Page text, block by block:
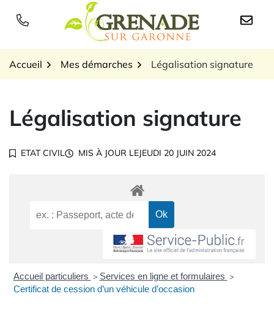
Logo Grenade sur
Accueil Mes démarches Légalisation signature
Légalisation signature
ETAT CIVIL MIS À JOUR LEJEUDI 20 JUIN 2024
Accueil particuliers > Services en ligne et formulaires >
Certificat de cession d’un véhicule d’occasion